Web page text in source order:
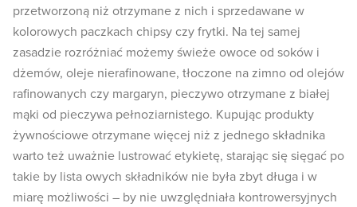
przetworzoną niż otrzymane z nich i sprzedawane w
kolorowych paczkach chipsy czy frytki. Na tej samej
zasadzie rozróżniać możemy świeże owoce od soków i
dżemów, oleje nierafinowane, tłoczone na zimno od olejów
rafinowanych czy margaryn, pieczywo otrzymane z białej
mąki od pieczywa pełnoziarnistego. Kupując produkty
żywnościowe otrzymane więcej niż z jednego składnika
warto też uważnie lustrować etykietę, starając się sięgać po
takie by lista owych składników nie była zbyt długa i w
miarę możliwości – by nie uwzględniała kontrowersyjnych